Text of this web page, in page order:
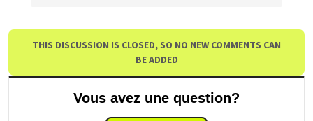
THIS DISCUSSION IS CLOSED, SO NO NEW COMMENTS CAN
BE ADDED
Vous avez une question?